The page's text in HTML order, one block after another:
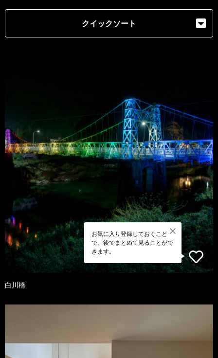
クイックソート
お気に入り登録しておくこと
で、後でまとめて見ることがで
きます。
白川橋